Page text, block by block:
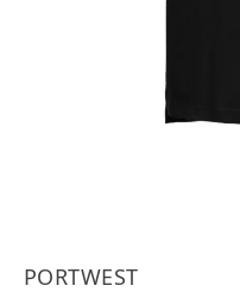
PORTWEST